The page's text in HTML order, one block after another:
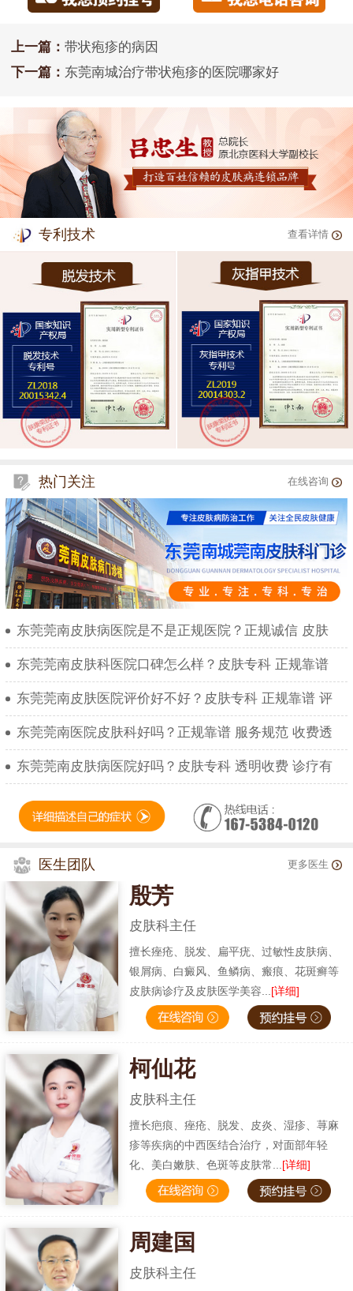
上一篇： 带状疱疹的病因
下一篇： 东莞南城治疗带状疱疹的医院哪家好
专利技术 查看详情
热门关注 在线咨询
东莞莞南皮肤病医院是不是正规医院？正规诚信 皮肤
东莞莞南皮肤科医院口碑怎么样？皮肤专科 正规靠谱
东莞莞南皮肤医院评价好不好？皮肤专科 正规靠谱 评
东莞莞南医院皮肤科好吗？正规靠谱 服务规范 收费透
东莞莞南皮肤病医院好吗？皮肤专科 透明收费 诊疗有
医生团队 更多医生
殷芳
皮肤科主任
擅长痤疮、脱发、扁平疣、过敏性皮肤病、
银屑病、白癜风、鱼鳞病、瘢痕、花斑癣等
皮肤病诊疗及皮肤医学美容... [详细]
柯仙花
皮肤科主任
擅长疤痕、痤疮、脱发、皮炎、湿疹、荨麻
疹等疾病的中西医结合治疗，对面部年轻
化、美白嫩肤、色斑等皮肤常... [详细]
周建国
皮肤科主任